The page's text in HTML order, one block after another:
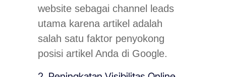
website sebagai channel leads
utama karena artikel adalah
salah satu faktor penyokong
posisi artikel Anda di Google.